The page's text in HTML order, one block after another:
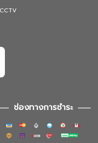
ช่องทางการชำระ